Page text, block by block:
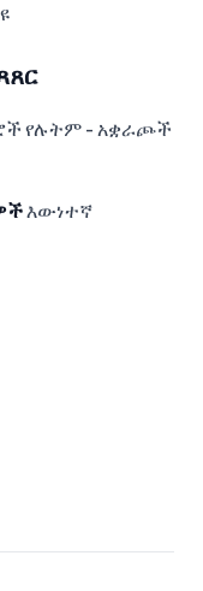
የሉትም - አቋራጮች
እውነተኛ